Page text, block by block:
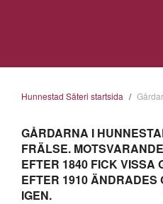
Hunnestad Säteri startsida Gårdar
GÅRDARNA I
FRÄLSE.
EFTER 1840 FICK VISSA
EFTER 1910 ÄNDRADES
IGEN.